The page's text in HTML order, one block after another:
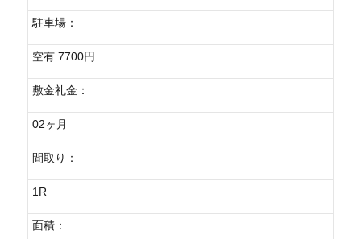
駐車場：
空有 7700円
敷金礼金：
02ヶ月
間取り：
1R
面積：